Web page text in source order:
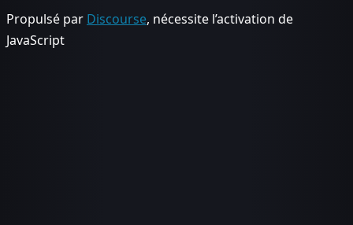
Propulsé par Discourse, nécessite l’activation de
JavaScript